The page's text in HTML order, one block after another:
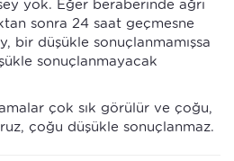
yok. Eğer beraberinde ağrı
sonra 24 saat geçmesne
bir düşükle sonuçlanmamışsa
sonuçlanmayacak
çok sık görülür ve çoğu,
çoğu düşükle sonuçlanmaz.